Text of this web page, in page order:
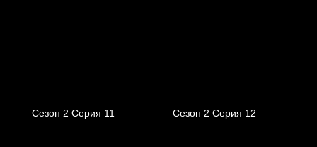
Сезон 2 Серия 11 Сезон 2 Серия 12